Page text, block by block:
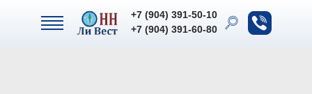
+7 (904) 391-60-80
+7 (904) 391-50-10
+7 (904) 391-60-80
+7 (904) 391-50-10